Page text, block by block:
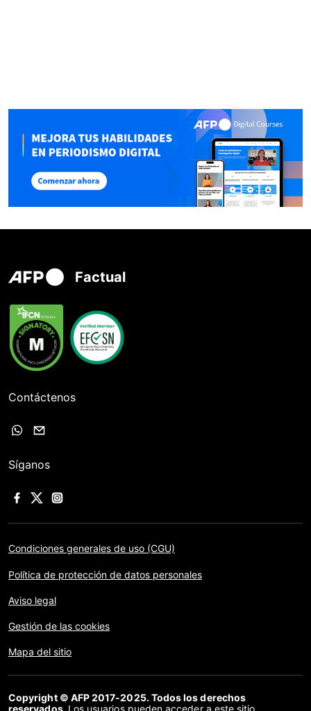
Factual
Contáctenos
Síganos
Condiciones generales de uso (CGU)
Política de protección de datos personales
Aviso legal
Gestión de las cookies
Mapa del sitio
Copyright © AFP 2017-2025. Todos los derechos